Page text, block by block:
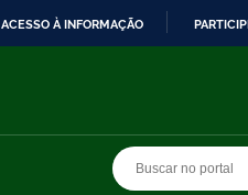
ACESSO À INFORMAÇÃO